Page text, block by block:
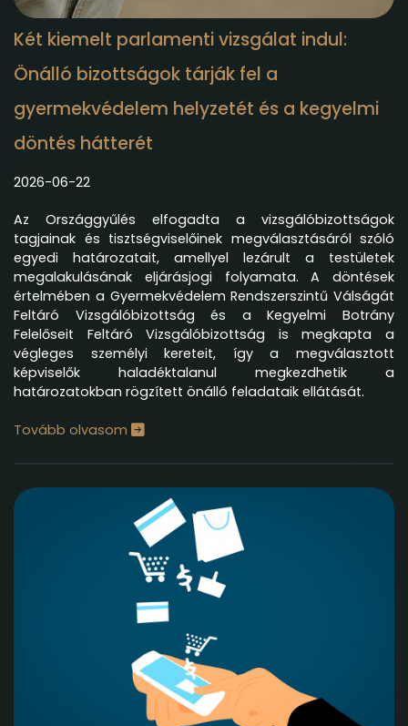
Két kiemelt parlamenti vizsgálat indul:
Önálló bizottságok tárják fel a
gyermekvédelem helyzetét és a kegyelmi
döntés hátterét
2026-06-22
Az Országgyűlés elfogadta a vizsgálóbizottságok
tagjainak és tisztségviselőinek megválasztásáról szóló
egyedi határozatait, amellyel lezárult a testületek
megalakulásának eljárásjogi folyamata. A döntések
értelmében a Gyermekvédelem Rendszerszintű Válságát
Feltáró Vizsgálóbizottság és a Kegyelmi Botrány
Felelőseit Feltáró Vizsgálóbizottság is megkapta a
végleges személyi kereteit, így a megválasztott
képviselők haladéktalanul megkezdhetik a
határozatokban rögzített önálló feladataik ellátását.
Tovább olvasom